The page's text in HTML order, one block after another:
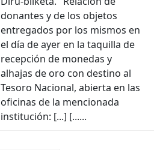
donantes y de los objetos
entregados por los mismos en
el día de ayer en la taquilla de
recepción de monedas y
alhajas de oro con destino al
Tesoro Nacional, abierta en las
oficinas de la mencionada
institución: [...] [......